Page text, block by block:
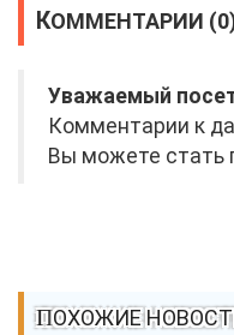
КОММЕНТАРИИ
Уважаемый
Комментарии к
Вы можете стать
ПОХОЖИЕ